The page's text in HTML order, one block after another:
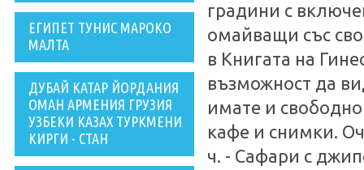
ЕГИПЕТ ТУНИС МАРОКО
МАЛТА
ДУБАЙ КАТАР ЙОРДАНИЯ
ОМАН АРМЕНИЯ ГРУЗИЯ
УЗБЕКИ КАЗАХ ТУРКМЕНИ
КИРГИ - СТАН
градини с
омайващи със
в Книгата на
възможност да
имате и
кафе и снимки.
ч. - Сафари с